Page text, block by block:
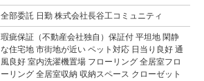
全部委託 日勤 株式会社長谷工コミュニティ
瑕疵保証（不動産会社独自）保証付 平坦地 閑静
な住宅地 市街地が近い ペット対応 日当り良好 通
風良好 室内洗濯機置場 フローリング 全居室フロ
ーリング 全居室収納 収納スペース クローゼット